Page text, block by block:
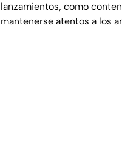
lanzamientos, como
mantenerse atentos a los